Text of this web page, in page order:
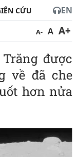
CỨU
EN
A- A A+
được
về đã che
hơn nửa